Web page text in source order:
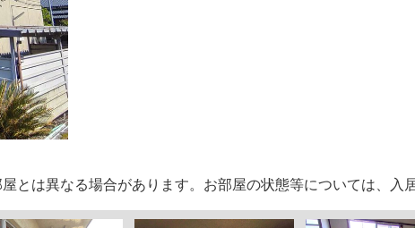
とは異なる場合があります。お部屋の状態等については、入